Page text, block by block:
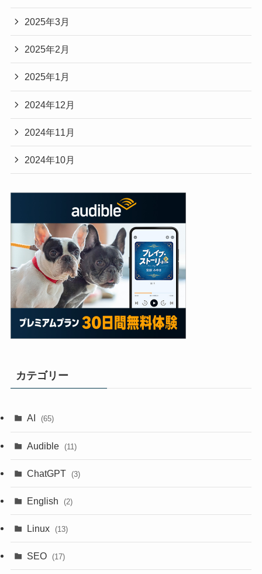
2025年3月
2025年2月
2025年1月
2024年12月
2024年11月
2024年10月
カテゴリー
AI (65)
Audible (11)
ChatGPT (3)
English (2)
Linux (13)
SEO (17)